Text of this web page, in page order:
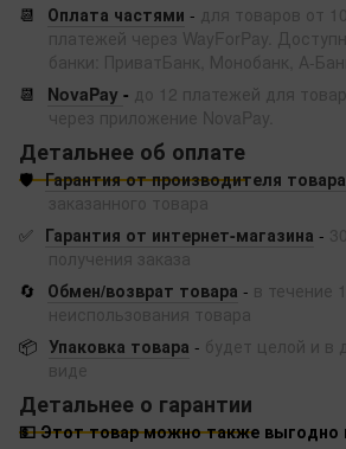
📆
Оплата частями - для товаров от
платежей через WayForPay.
банки: ПриватБанк, Монобанк, А-
📆
NovaPay - до 12 платежей для
через приложение NovaPay.
Детальнее об оплате
🛡️ Гарантия от производителя товара
заказанного товара
✅ Гарантия от интернет-магазина -
получения заказа
🔄
Обмен/возврат товара - в течение
неиспользования товара
📦 Упаковка товара - будет целой и в
виде
Детальнее о гарантии
💵 Этот товар можно также выгодно